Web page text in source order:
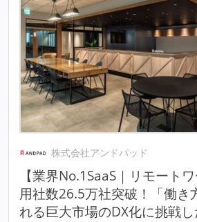
株式会社アンドパッド
【業界No.1SaaS｜リモート
用社数26.5万社突破！「働き
れる巨大市場のDX化に挑戦